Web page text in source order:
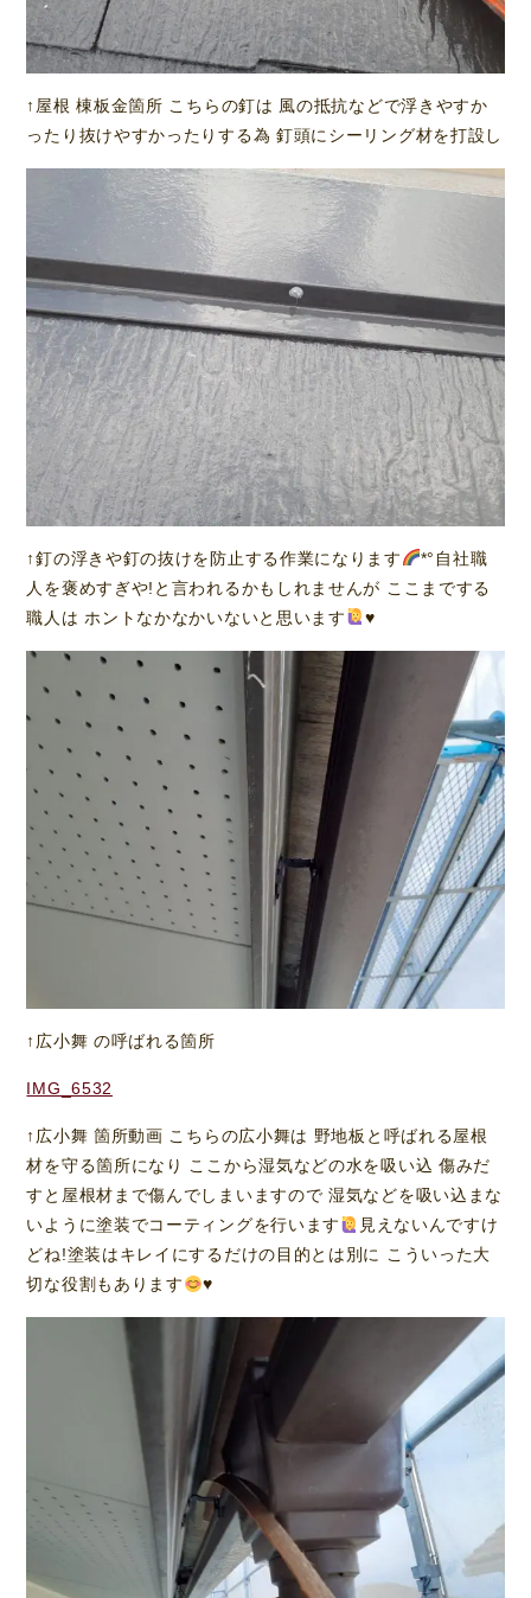
↑屋根 棟板金箇所 こちらの釘は 風の抵抗などで浮きやすか
ったり抜けやすかったりする為 釘頭にシーリング材を打設し
↑釘の浮きや釘の抜けを防止する作業になります
*°自社職
人を褒めすぎや!と言われるかもしれませんが ここまでする
職人は ホントなかなかいないと思います
♥️
↑広小舞 の呼ばれる箇所
IMG_6532
↑広小舞 箇所動画 こちらの広小舞は 野地板と呼ばれる屋根
材を守る箇所になり ここから湿気などの水を吸い込 傷みだ
すと屋根材まで傷んでしまいますので 湿気などを吸い込まな
いように塗装でコーティングを行います
見えないんですけ
どね!塗装はキレイにするだけの目的とは別に こういった大
切な役割もあります
♥️